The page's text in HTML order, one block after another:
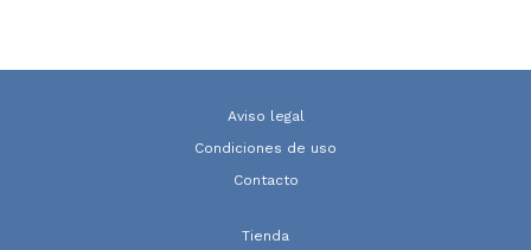
Aviso legal
Condiciones de uso
Contacto
Tienda